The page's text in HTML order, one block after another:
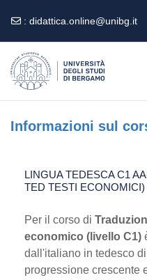
: didattica.online@unibg.it
Informazioni sul
LINGUA TEDESCA C1
TED TESTI ECONOMICI)
Per il corso di
economico (livello C1)
dall'italiano in tedesco
progressione crescente